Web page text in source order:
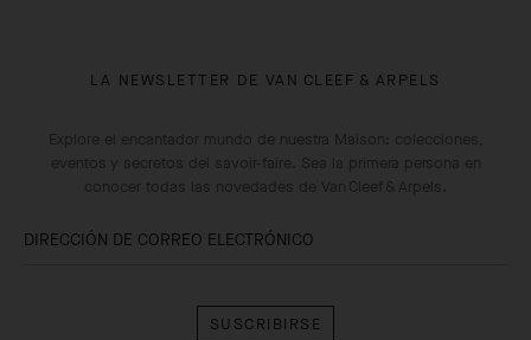
LA NEWSLETTER DE VAN CLEEF & ARPELS
Explore el encantador mundo de nuestra Maison: colecciones,
eventos y secretos del savoir-faire. Sea la primera persona en
conocer todas las novedades de Van Cleef & Arpels.
DIRECCIÓN DE CORREO ELECTRÓNICO